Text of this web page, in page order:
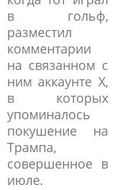
в гольф,
разместил
комментарии
на связанном с
ним аккаунте X,
в которых
упоминалось
покушение на
Трампа,
совершенное в
июле.